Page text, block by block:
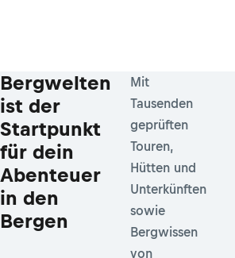
Bergwelten
ist der
Startpunkt
für dein
Abenteuer
in den
Bergen
Mit
Tausenden
geprüften
Touren,
Hütten und
Unterkünften
sowie
Bergwissen
von